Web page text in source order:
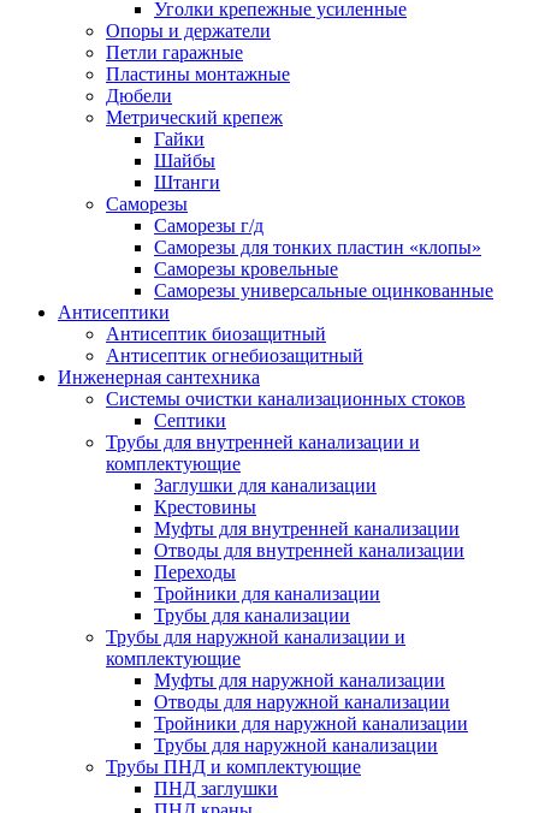
Уголки крепежные усиленные
Опоры и держатели
Петли гаражные
Пластины монтажные
Дюбели
Метрический крепеж
Гайки
Шайбы
Штанги
Саморезы
Саморезы г/д
Саморезы для тонких пластин «клопы»
Саморезы кровельные
Саморезы универсальные оцинкованные
Антисептики
Антисептик биозащитный
Антисептик огнебиозащитный
Инженерная сантехника
Системы очистки канализационных стоков
Септики
Трубы для внутренней канализации и
комплектующие
Заглушки для канализации
Крестовины
Муфты для внутренней канализации
Отводы для внутренней канализации
Переходы
Тройники для канализации
Трубы для канализации
Трубы для наружной канализации и
комплектующие
Муфты для наружной канализации
Отводы для наружной канализации
Тройники для наружной канализации
Трубы для наружной канализации
Трубы ПНД и комплектующие
ПНД заглушки